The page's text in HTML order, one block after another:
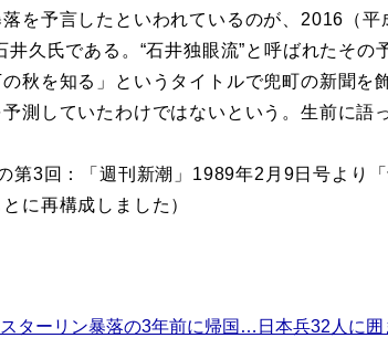
を予言したといわれているのが、2016（平
井久氏である。“石井独眼流”と呼ばれたそ
秋を知る」というタイトルで兜町の新聞を
測していたわけではないという。生前に語
第3回：「週刊新潮」1989年2月9日号より
に再構成しました）
スターリン暴落の3年前に帰国…日本兵32人に